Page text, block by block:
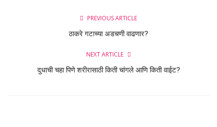
PREVIOUS ARTICLE
ठाकरे गटाच्या अडचणी वाढणार?
NEXT ARTICLE
दुधाची चहा पिणे शरीरासाठी किती चांगले आणि किती वाईट?